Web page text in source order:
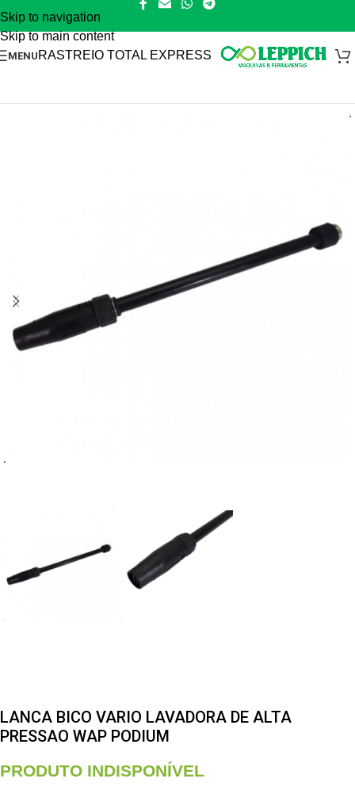
Skip to navigation
Skip to main content
MENU RASTREIO TOTAL EXPRESS
LANCA BICO VARIO LAVADORA DE ALTA
PRESSAO WAP PODIUM
PRODUTO INDISPONÍVEL